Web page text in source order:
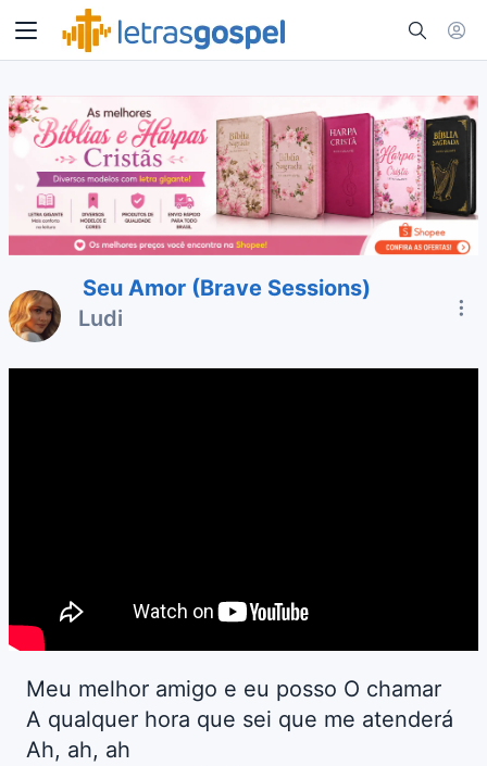
Seu Amor (Brave Sessions)
Ludi
Meu melhor amigo e eu posso O chamar
A qualquer hora que sei que me atenderá
Ah, ah, ah